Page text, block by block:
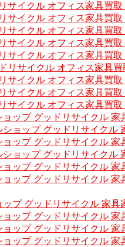
サイクル オフィス家具買取
サイクル オフィス家具買取
サイクル オフィス家具買取
サイクル オフィス家具買取
サイクル オフィス家具買取
リサイクル オフィス家具買
サイクル オフィス家具買取
サイクル オフィス家具買取
サイクル オフィス家具買取
ップ グッドリサイクル 家
ョップ グッドリサイクル
ップ グッドリサイクル 家
ョップ グッドリサイクル
ップ グッドリサイクル 家
ップ グッドリサイクル 家
プ グッドリサイクル 家具
ップ グッドリサイクル 家
ップ グッドリサイクル 家
ップ グッドリサイクル 家